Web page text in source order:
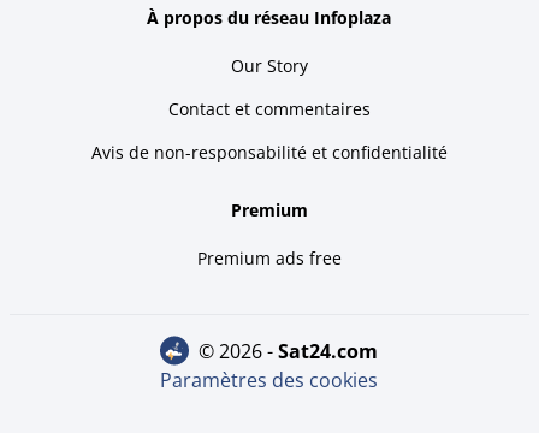
À propos du réseau Infoplaza
Our Story
Contact et commentaires
Avis de non-responsabilité et confidentialité
Premium
Premium ads free
© 2026 - sat24.com
Paramètres des cookies